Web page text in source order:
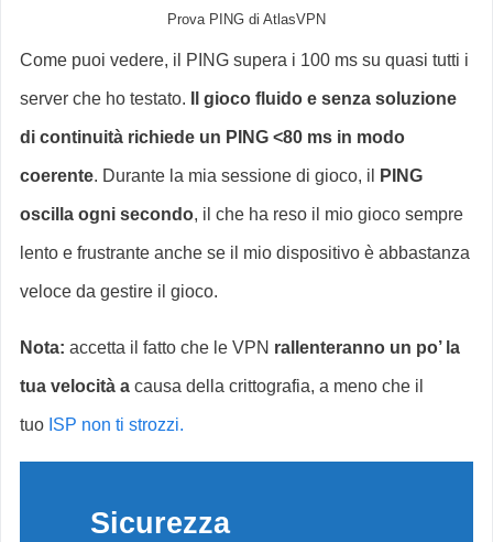
Prova PING di AtlasVPN
Come puoi vedere, il PING supera i 100 ms su quasi tutti i
server che ho testato. Il gioco fluido e senza soluzione
di continuità richiede un PING <80 ms in modo
coerente. Durante la mia sessione di gioco, il PING
oscilla ogni secondo, il che ha reso il mio gioco sempre
lento e frustrante anche se il mio dispositivo è abbastanza
veloce da gestire il gioco.
Nota: accetta il fatto che le VPN rallenteranno un po’ la
tua velocità a causa della crittografia, a meno che il
tuo ISP non ti strozzi.
Sicurezza